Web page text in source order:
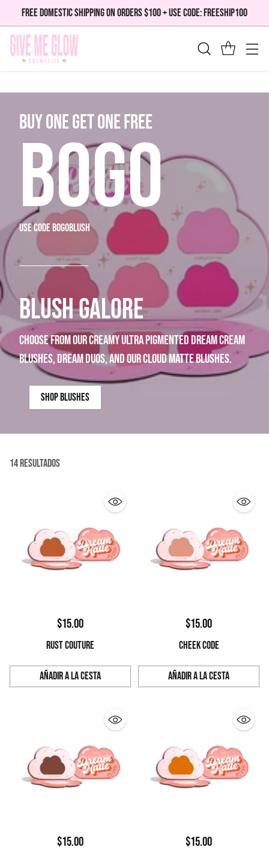
FREE DOMESTIC SHIPPING ON ORDERS $100 + USE CODE: FREESHIP100
bUY ONE GET ONE FREE
BOGO
use code bogoblush
BLUSH GALORE
choose from our creamy ultra pigmented dream cream
blushes, dream duos, and our cloud matte blushes.
shop blushes
14 Resultados
$15.00
RUST COUTURE
Añadir a la cesta
Cantidad
$15.00
CHEEK CODE
Añadir a la cesta
Cantidad
$15.00 $15.00